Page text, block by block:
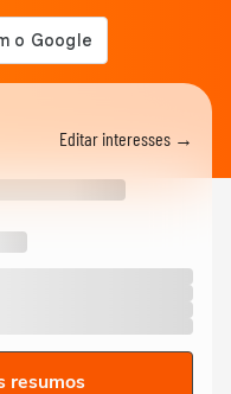
Editar interesses →
resumos